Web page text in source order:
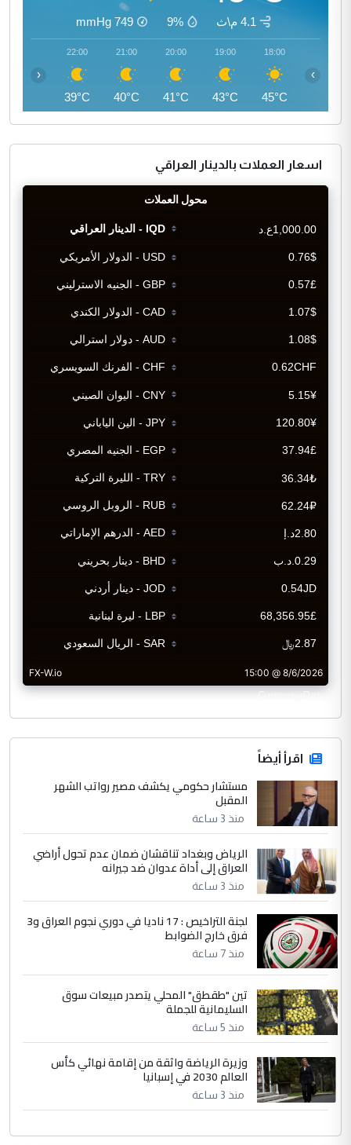
4.1 م\ث 9%
749
mmHg
18:00
45°C
19:00
43°C
20:00
41°C
21:00
40°C
22:00
39°C
‹ ›
اسعار العملات بالدينار العراقي
CurrencyRate
اقرأ أيضاً
مستشار حكومي يكشف مصير رواتب الشهر
المقبل
منذ 3 ساعة
الرياض وبغداد تناقشان ضمان عدم تحول أراضي
العراق إلى أداة عدوان ضد جيرانه
منذ 3 ساعة
لجنة التراخيص : 17 ناديا في دوري نجوم العراق و3
فرق خارج الضوابط
منذ 7 ساعة
تين "طقطق" المحلي يتصدر مبيعات سوق
السليمانية للجملة
منذ 5 ساعة
وزيرة الرياضة واثقة من إقامة نهائي كأس
العالم 2030 في إسبانيا
منذ 3 ساعة